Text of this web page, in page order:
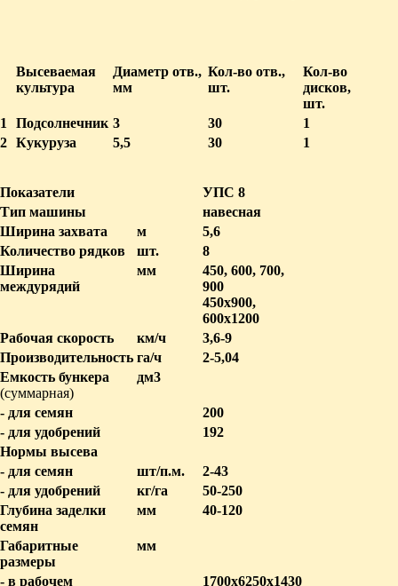
Высеваемая
культура
Диаметр отв.,
мм
Кол-во отв.,
шт.
Кол-во
дисков,
шт.
1
Подсолнечник 3 30
1
2 Кукуруза 5,5 30 1
Показатели
УПС 8
Тип машины
навесная
Ширина захвата
м
5,6
Количество рядков
шт.
8
Ширина
междурядий
мм
450, 600, 700,
900
450х900,
600х1200
Рабочая скорость
км/ч
3,6-9
Производительность га/ч
2-5,04
Емкость бункера
(суммарная)
дм3
- для семян
200
- для удобрений
192
Нормы высева
- для семян
шт/п.м.
2-43
- для удобрений
кг/га
50-250
Глубина заделки
семян
мм 40-120
Габаритные
размеры
мм
- в рабочем 1700х6250х1430